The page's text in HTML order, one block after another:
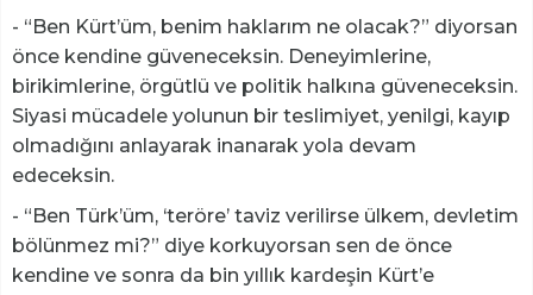
- “Ben Kürt’üm, benim haklarım ne olacak?” diyorsan
önce kendine güveneceksin. Deneyimlerine,
birikimlerine, örgütlü ve politik halkına güveneceksin.
Siyasi mücadele yolunun bir teslimiyet, yenilgi, kayıp
olmadığını anlayarak inanarak yola devam
edeceksin.
- “Ben Türk’üm, ‘teröre’ taviz verilirse ülkem, devletim
bölünmez mi?” diye korkuyorsan sen de önce
kendine ve sonra da bin yıllık kardeşin Kürt’e